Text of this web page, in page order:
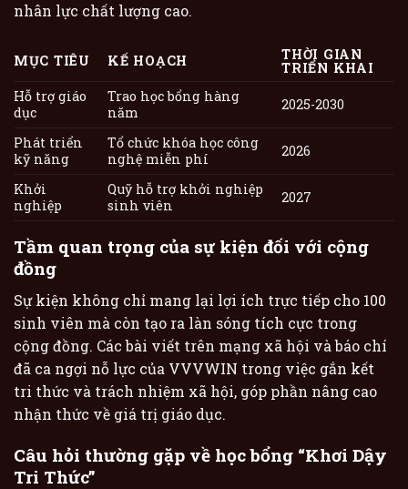
nhân lực chất lượng cao.
MỤC TIÊU KẾ HOẠCH THỜI GIAN
TRIỂN KHAI
Hỗ trợ giáo
dục
Trao học bổng hàng
năm
2025-2030
Phát triển
kỹ năng
Tổ chức khóa học công
nghệ miễn phí
2026
Khởi
nghiệp
Quỹ hỗ trợ khởi nghiệp
sinh viên
2027
Tầm quan trọng của sự kiện đối với cộng
đồng
Sự kiện không chỉ mang lại lợi ích trực tiếp cho 100
sinh viên mà còn tạo ra làn sóng tích cực trong
cộng đồng. Các bài viết trên mạng xã hội và báo chí
đã ca ngợi nỗ lực của VVVWIN trong việc gắn kết
tri thức và trách nhiệm xã hội, góp phần nâng cao
nhận thức về giá trị giáo dục.
Câu hỏi thường gặp về học bổng “Khơi Dậy
Tri Thức”